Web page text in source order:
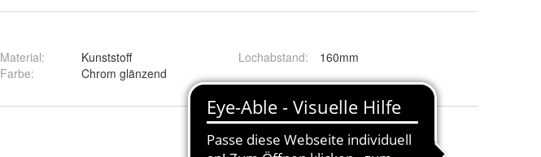
Material:
Kunststoff
Farbe: Chrom glänzend
Lochabstand: 160mm